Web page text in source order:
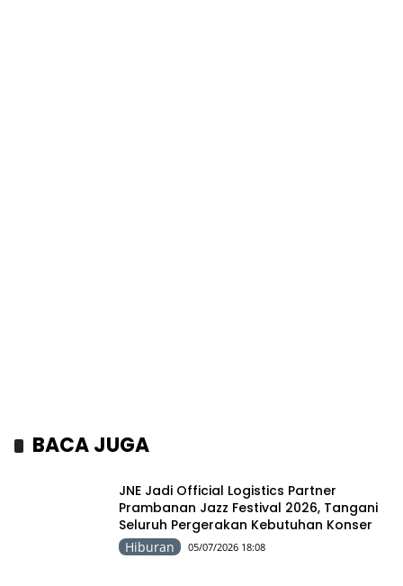
BACA JUGA
JNE Jadi Official Logistics Partner
Prambanan Jazz Festival 2026, Tangani
Seluruh Pergerakan Kebutuhan Konser
Hiburan 05/07/2026 18:08